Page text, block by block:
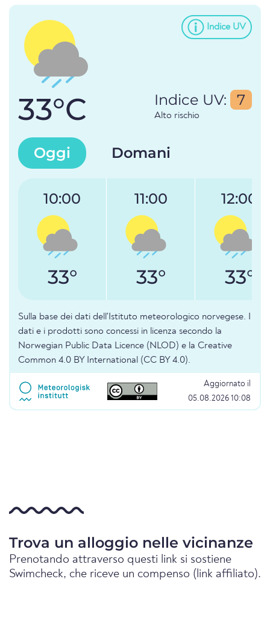
Indice UV
33°C Indice UV: 7
Alto rischio
Oggi Domani
10:00
33°
11:00
33°
12:00
33°
Sulla base dei dati dell'Istituto meteorologico norvegese. I
dati e i prodotti sono concessi in licenza secondo la
Norwegian Public Data Licence (NLOD) e la Creative
Common 4.0 BY International (CC BY 4.0).
Aggiornato il
05.08.2026 10:08
Trova un alloggio nelle vicinanze
Prenotando attraverso questi link si sostiene
Swimcheck, che riceve un compenso (link affiliato).